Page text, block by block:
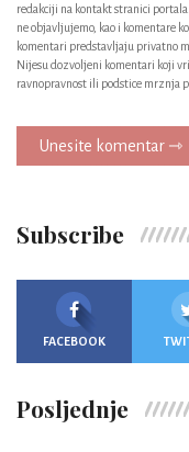
redakciji na kontakt stranici
ne objavljujemo, kao i komentare
komentari predstavljaju privatno
Nijesu dozvoljeni komentari koji
ravnopravnost ili podstice mrznja
Unesite komentar ⇾
Subscribe
FACEBOOK
Posljednje